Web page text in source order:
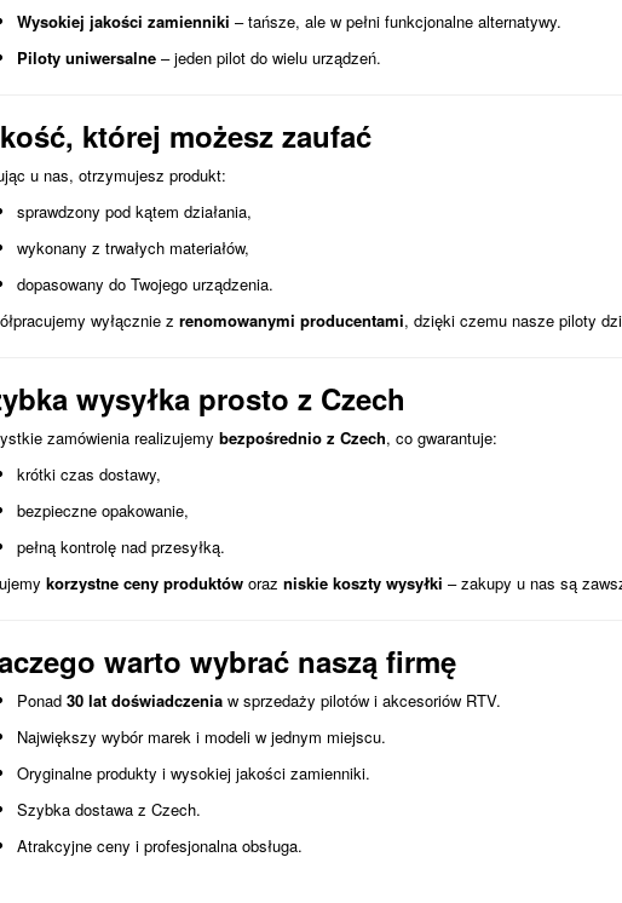
Wysokiej jakości zamienniki – tańsze, ale w pełni funkcjonalne alternatywy.
Piloty uniwersalne – jeden pilot do wielu urządzeń.
której możesz zaufać
u nas, otrzymujesz produkt:
sprawdzony pod kątem działania,
wykonany z trwałych materiałów,
dopasowany do Twojego urządzenia.
wyłącznie z renomowanymi producentami, dzięki czemu nasze piloty
wysyłka prosto z Czech
zamówienia realizujemy bezpośrednio z Czech, co gwarantuje:
krótki czas dostawy,
bezpieczne opakowanie,
pełną kontrolę nad przesyłką.
korzystne ceny produktów oraz niskie koszty wysyłki – zakupy u nas są
warto wybrać naszą firmę
Ponad 30 lat doświadczenia w sprzedaży pilotów i akcesoriów RTV.
Największy wybór marek i modeli w jednym miejscu.
Oryginalne produkty i wysokiej jakości zamienniki.
Szybka dostawa z Czech.
Atrakcyjne ceny i profesjonalna obsługa.